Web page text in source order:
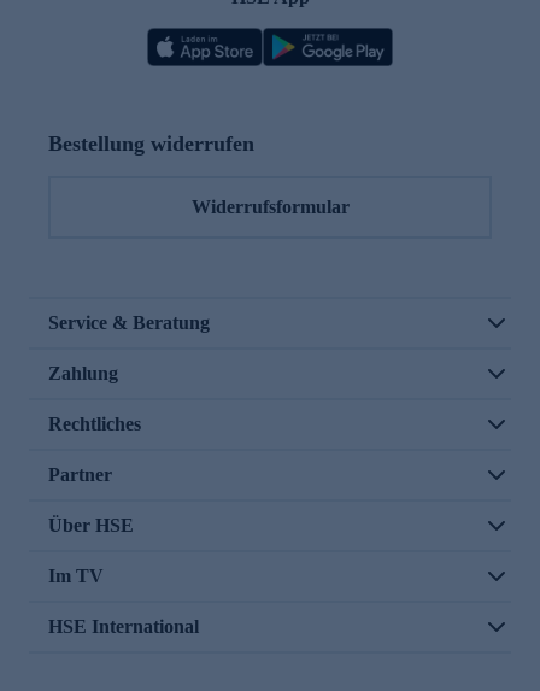
Bestellung widerrufen
Widerrufsformular
Service & Beratung
Zahlung
Rechtliches
Partner
Über HSE
Im TV
HSE International